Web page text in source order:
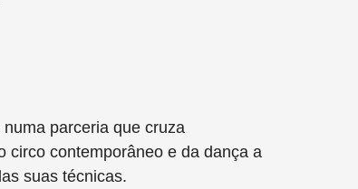
parceria que cruza
circo contemporâneo e da dança a
suas técnicas.